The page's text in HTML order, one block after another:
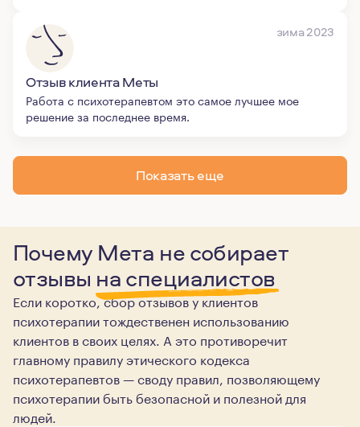
зима 2023
Отзыв клиента Меты
Работа с психотерапевтом это самое лучшее мое
решение за последнее время.
Показать еще
Почему Мета не собирает
отзывы на специалистов
Если коротко, сбор отзывов у клиентов
психотерапии тождественен использованию
клиентов в своих целях. А это противоречит
главному правилу этического кодекса
психотерапевтов — своду правил, позволяющему
психотерапии быть безопасной и полезной для
людей.